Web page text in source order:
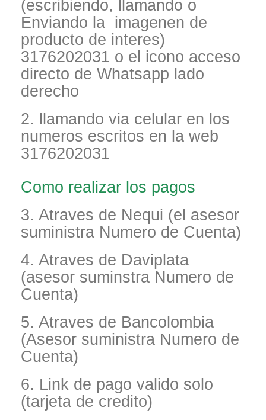
(escribiendo, llamando o
Enviando la imagenen de
producto de interes)
3176202031 o el icono acceso
directo de Whatsapp lado
derecho
2. llamando via celular en los
numeros escritos en la web
3176202031
Como realizar los pagos
3. Atraves de Nequi (el asesor
suministra Numero de Cuenta)
4. Atraves de Daviplata
(asesor suminstra Numero de
Cuenta)
5. Atraves de Bancolombia
(Asesor suministra Numero de
Cuenta)
6. Link de pago valido solo
(tarjeta de credito)